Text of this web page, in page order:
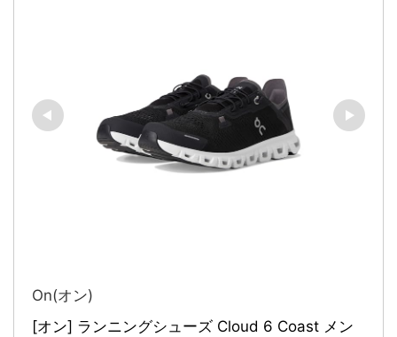
On(オン)
[オン] ランニングシューズ Cloud 6 Coast メン